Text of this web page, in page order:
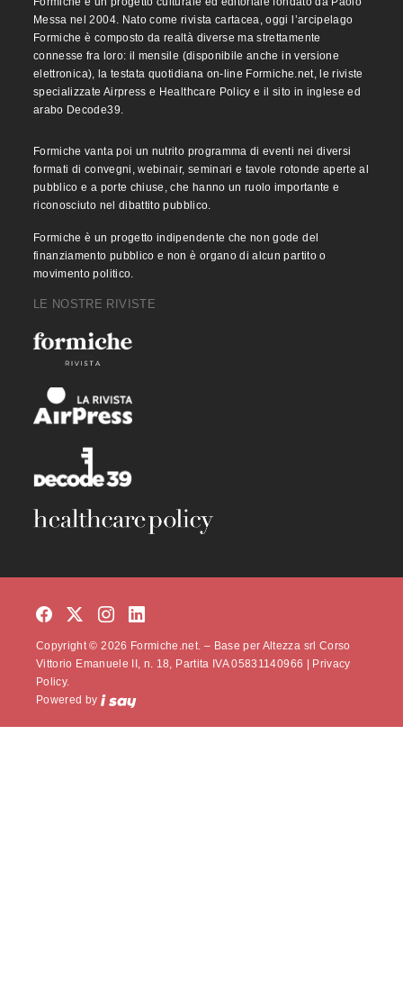
Messa nel 2004. Nato come rivista cartacea, oggi l’arcipelago
Formiche è composto da realtà diverse ma strettamente
connesse fra loro: il mensile (disponibile anche in versione
elettronica), la testata quotidiana on-line Formiche.net, le riviste
specializzate Airpress e Healthcare Policy e il sito in inglese ed
arabo Decode39.
Formiche vanta poi un nutrito programma di eventi nei diversi
formati di convegni, webinair, seminari e tavole rotonde aperte al
pubblico e a porte chiuse, che hanno un ruolo importante e
riconosciuto nel dibattito pubblico.
Formiche è un progetto indipendente che non gode del
finanziamento pubblico e non è organo di alcun partito o
movimento politico.
LE NOSTRE RIVISTE
Copyright © 2026 Formiche.net. – Base per Altezza srl Corso
Vittorio Emanuele II, n. 18, Partita IVA 05831140966 |
Privacy
Policy.
Powered by